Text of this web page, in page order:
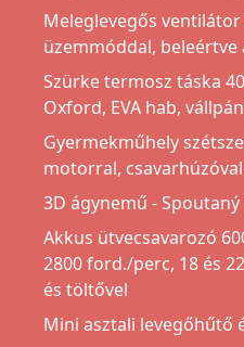
Meleglevegős
üzemmóddal, beleértve
Szürke termosz táska
Oxford, EVA hab,
Gyermekműhely
motorral,
3D ágynemű - Spoutaný
Akkus ütvecsavarozó
2800 ford./perc, 18 és
és töltővel
Mini asztali levegőhűtő